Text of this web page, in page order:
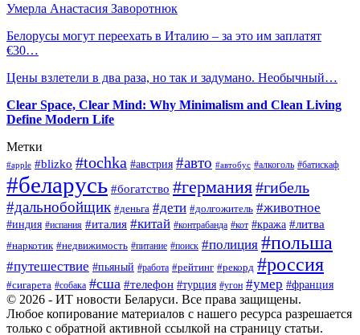
Умерла Анастасия Заворотнюк
Белорусы могут переехать в Италию – за это им заплатят
€30…
Цены взлетели в два раза, но так и задумано. Необычный…
Clear Space, Clear Mind: Why Minimalism and Clean Living
Define Modern Life
Метки
#apple #blizko #tochka #австрия #авто #автобус #алкоголь #батискаф
#беларусь #богатство #германия#гибель
#дальнобойщик #деньга #дети #долгожитель #животное
#индия #испания #италия #китай #контрабанда #кот #кража #литва
#наркотик #недвижимость #питание #поиск #полиция #польша
#путешествие #пьяный #работа #рейтинг #рекорд #россия
#сигарета #собака #сша #телефон #турция #угон #умер #франция
© 2026 - ИТ новости Беларуси. Все права защищены.
Любое копирование материалов с нашего ресурса разрешается
только с обратной активной ссылкой на страницу статьи.